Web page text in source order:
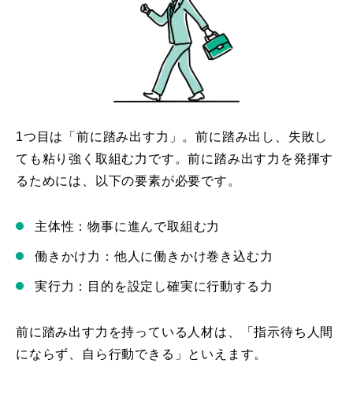
1つ目は「前に踏み出す力」。前に踏み出し、失敗し
ても粘り強く取組む力です。前に踏み出す力を発揮す
るためには、以下の要素が必要です。
主体性：物事に進んで取組む力
働きかけ力：他人に働きかけ巻き込む力
実行力：目的を設定し確実に行動する力
前に踏み出す力を持っている人材は、「指示待ち人間
にならず、自ら行動できる」といえます。